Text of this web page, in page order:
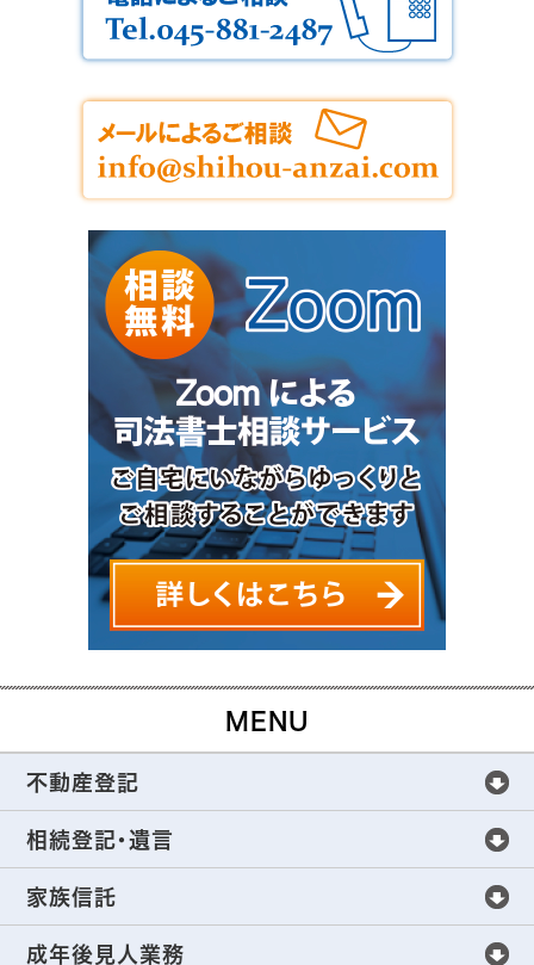
MENU
不動産登記
不動産登記
不動産登記手続きについて
不動産売買の不動産登記
相続登記・遺言
相続登記・遺言
全世代をサポートする相続手続き
家族信託
家族信託
成年後見人業務